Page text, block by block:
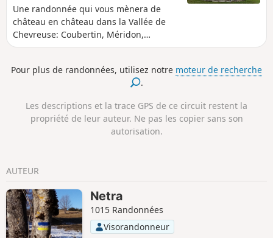
Une randonnée qui vous mènera de
château en château dans la Vallée de
Chevreuse: Coubertin, Méridon,
Breteuil, Dampierre, La Madeleine. Vous
ponts et son Église Saint-Martin
(déambulatoire remarquable) et la
randonnée peut se faire de Chevreuse
ou depuis la gare RER B de Saint-Rémy-
les- Chevreuse (description des départs
randonnée.
Pour plus de randonnées, utilisez notre moteur de recherche
.
Les descriptions et la trace GPS de ce circuit restent la
propriété de leur auteur. Ne pas les copier sans son
autorisation.
AUTEUR
Netra
1015 Randonnées
Visorandonneur